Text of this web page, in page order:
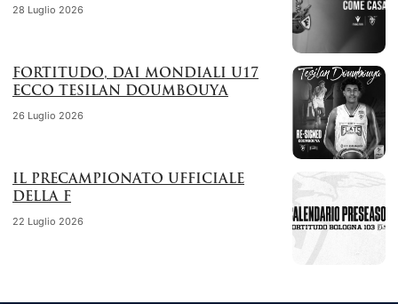
28 Luglio 2026
FORTITUDO, DAI MONDIALI U17
ECCO TESILAN DOUMBOUYA
26 Luglio 2026
IL PRECAMPIONATO UFFICIALE
DELLA F
22 Luglio 2026